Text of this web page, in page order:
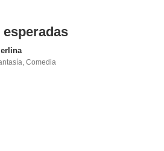
,Comedia